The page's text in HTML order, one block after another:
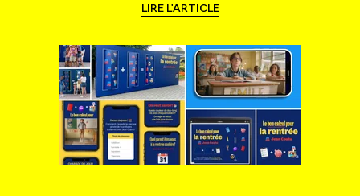
LIRE L'ARTICLE